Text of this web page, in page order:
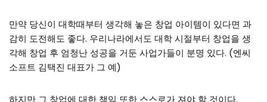
만약 당신이 대학때부터 생각해 놓은 창업 아이템이 있다면 과
감히 도전해도 좋다. 우리나라에서도 대학 시절부터 창업을 생
각해 창업 후 엄청난 성공을 거둔 사업가들이 분명 있다. (엔씨
소프트 김택진 대표가 그 예)
하지만 그 창업에 대한 책임 또한 스스로가 져야 할 것이다.